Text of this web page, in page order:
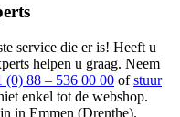
service die er is! Heeft u
helpen u graag. Neem
(0) 88 – 536 00 00 ofstuur
enkel tot de webshop.
in Emmen (Drenthe).